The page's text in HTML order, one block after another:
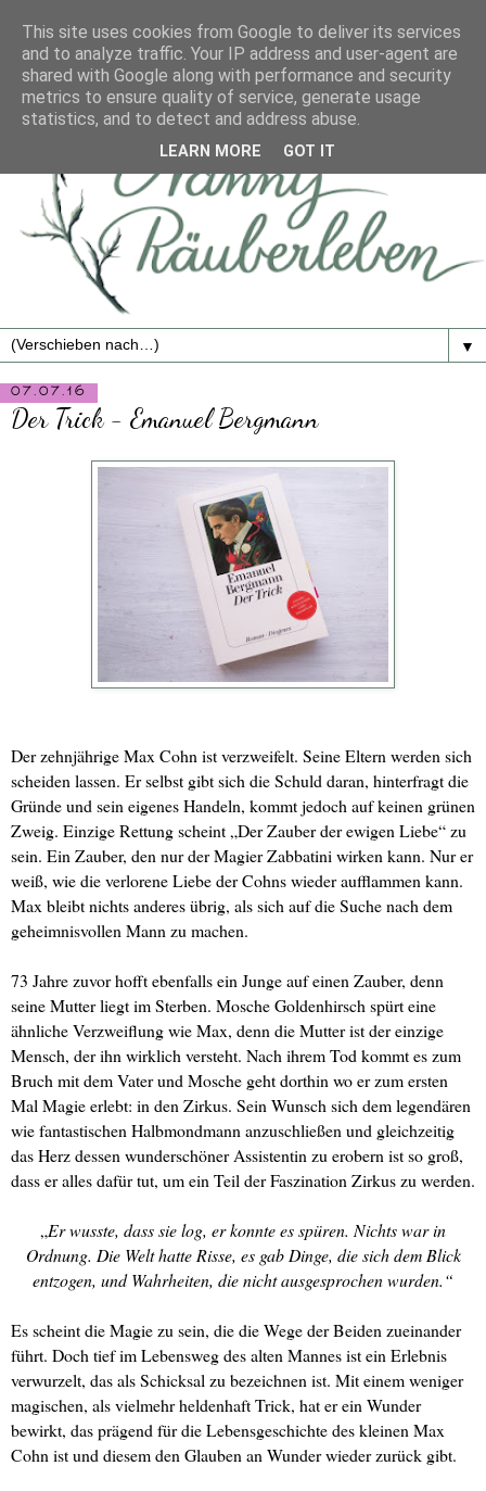
▼
07.07.16
Der Trick - Emanuel Bergmann
Der zehnjährige Max Cohn ist verzweifelt. Seine Eltern werden sich
scheiden lassen. Er selbst gibt sich die Schuld daran, hinterfragt die
Gründe und sein eigenes Handeln, kommt jedoch auf keinen grünen
Zweig. Einzige Rettung scheint „Der Zauber der ewigen Liebe“ zu
sein. Ein Zauber, den nur der Magier Zabbatini wirken kann. Nur er
weiß, wie die verlorene Liebe der Cohns wieder aufflammen kann.
Max bleibt nichts anderes übrig, als sich auf die Suche nach dem
geheimnisvollen Mann zu machen.
73 Jahre zuvor hofft ebenfalls ein Junge auf einen Zauber, denn
seine Mutter liegt im Sterben. Mosche Goldenhirsch spürt eine
ähnliche Verzweiflung wie Max, denn die Mutter ist der einzige
Mensch, der ihn wirklich versteht. Nach ihrem Tod kommt es zum
Bruch mit dem Vater und Mosche geht dorthin wo er zum ersten
Mal Magie erlebt: in den Zirkus. Sein Wunsch sich dem legendären
wie fantastischen Halbmondmann anzuschließen und gleichzeitig
das Herz dessen wunderschöner Assistentin zu erobern ist so groß,
dass er alles dafür tut, um ein Teil der Faszination Zirkus zu werden.
„Er wusste, dass sie log, er konnte es spüren. Nichts war in
Ordnung. Die Welt hatte Risse, es gab Dinge, die sich dem Blick
entzogen, und Wahrheiten, die nicht ausgesprochen wurden.“
Es scheint die Magie zu sein, die die Wege der Beiden zueinander
führt. Doch tief im Lebensweg des alten Mannes ist ein Erlebnis
verwurzelt, das als Schicksal zu bezeichnen ist. Mit einem weniger
magischen, als vielmehr heldenhaft Trick, hat er ein Wunder
bewirkt, das prägend für die Lebensgeschichte des kleinen Max
Cohn ist und diesem den Glauben an Wunder wieder zurück gibt.
This site uses cookies from Google to deliver its services
and to analyze traffic. Your IP address and user-agent are
shared with Google along with performance and security
metrics to ensure quality of service, generate usage
statistics, and to detect and address abuse.
LEARN MORE GOT IT